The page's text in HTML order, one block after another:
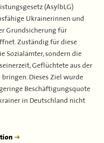
(AsylbLG)
Ukrainerinnen und
Grundsicherung für
Zuständig für diese
Sozialämter, sondern die
Geflüchtete aus der
Dieses Ziel wurde
Beschäftigungsquote
in Deutschland nicht